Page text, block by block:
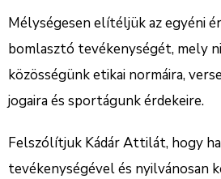
Mélységesen elítéljük az egyéni
bomlasztó tevékenységét, mely
közösségünk etikai normáira,
jogaira és sportágunk érdekeire.
Felszólítjuk Kádár Attilát, hogy
tevékenységével és nyilvánosan